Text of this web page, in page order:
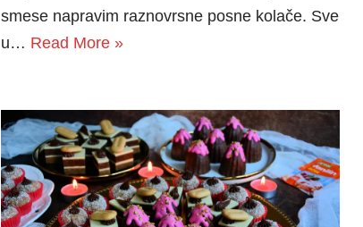
smese napravim raznovrsne posne kolače. Sve
u… Read More »